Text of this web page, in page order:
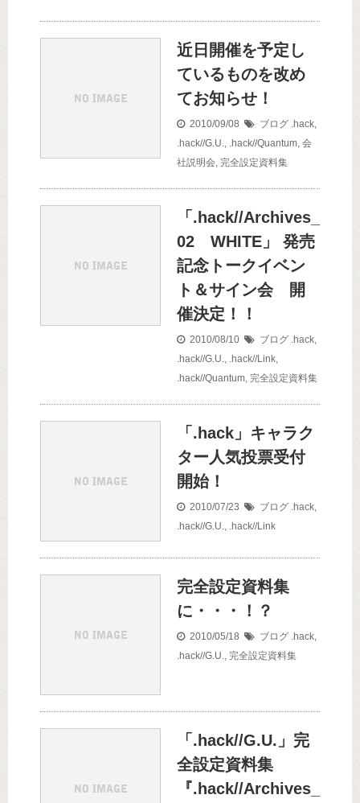
近日開催を予定し
ているものを改め
てお知らせ！
2010/09/08 ブログ .hack,
.hack//G.U., .hack//Quantum, 会
社説明会, 完全設定資料集
「.hack//Archives_
02 WHITE」 発売
記念トークイベン
ト＆サイン会 開
催決定！！
2010/08/10 ブログ .hack,
.hack//G.U., .hack//Link,
.hack//Quantum, 完全設定資料集
「.hack」キャラク
ター人気投票受付
開始！
2010/07/23 ブログ .hack,
.hack//G.U., .hack//Link
完全設定資料集
に・・・！？
2010/05/18 ブログ .hack,
.hack//G.U., 完全設定資料集
「.hack//G.U.」完
全設定資料集
『.hack//Archives_